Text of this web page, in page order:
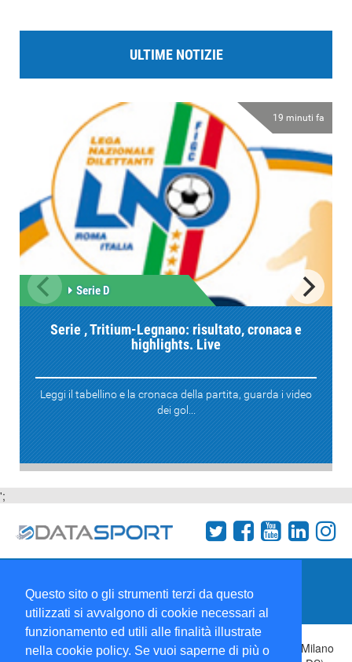
Questo sito o gli strumenti terzi da questo
utilizzati si avvalgono di cookie necessari al
funzionamento ed utili alle finalità illustrate
nella cookie policy. Se vuoi saperne di più o
ULTIME NOTIZIE
19 minuti fa
Serie D
Serie , Tritium-Legnano: risultato, cronaca e
highlights. Live
Leggi il tabellino e la cronaca della partita, guarda i video
dei gol...
';
Collabora con noi
Copyright 1995-2026 © Wise Srl Via Palmanova 8 20132 Milano